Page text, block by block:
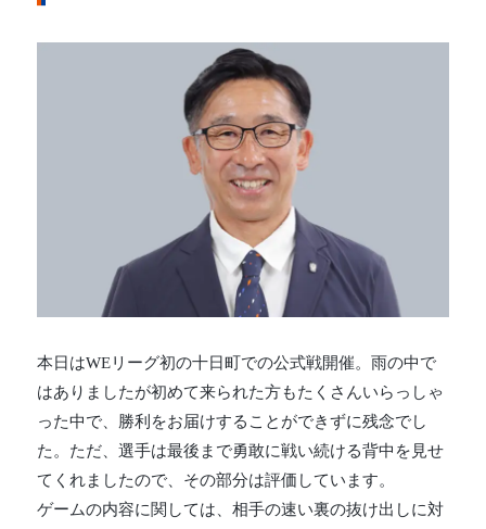
本日はWEリーグ初の十日町での公式戦開催。雨の中で
はありましたが初めて来られた方もたくさんいらっしゃ
った中で、勝利をお届けすることができずに残念でし
た。ただ、選手は最後まで勇敢に戦い続ける背中を見せ
てくれましたので、その部分は評価しています。
ゲームの内容に関しては、相手の速い裏の抜け出しに対